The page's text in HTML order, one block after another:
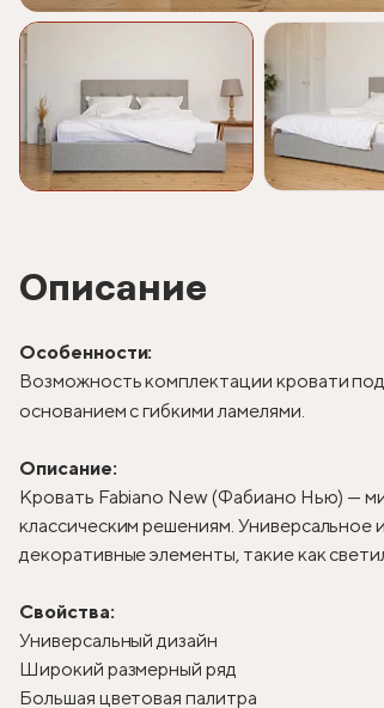
Описание
Особенности:
Возможность комплектации кровати
основанием с гибкими ламелями.
Описание:
Кровать Fabiano New (Фабиано Нью) —
классическим решениям. Универсальное
декоративные элементы, такие как
Свойства:
Универсальный дизайн
Широкий размерный ряд
Большая цветовая палитра